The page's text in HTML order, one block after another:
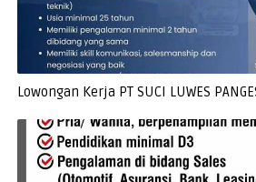
Lowongan Kerja PT SUCI LUWES